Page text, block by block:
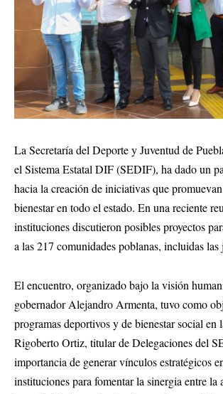
La Secretaría del Deporte y Juventud de
el Sistema Estatal DIF (SEDIF), ha dado un
hacia la creación de iniciativas que
bienestar en todo el estado. En una reciente
instituciones discutieron posibles proyectos
a las 217 comunidades poblanas, incluidas las
El encuentro, organizado bajo la visión
gobernador Alejandro Armenta, tuvo como
programas deportivos y de bienestar social en
Rigoberto Ortiz, titular de Delegaciones del
importancia de generar vínculos estratégicos
instituciones para fomentar la sinergia entre